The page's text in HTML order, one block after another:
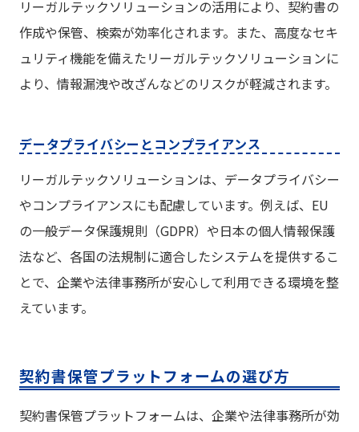
リーガルテックソリューションの活用により、契約書の
作成や保管、検索が効率化されます。また、高度なセキ
ュリティ機能を備えたリーガルテックソリューションに
より、情報漏洩や改ざんなどのリスクが軽減されます。
データプライバシーとコンプライアンス
リーガルテックソリューションは、データプライバシー
やコンプライアンスにも配慮しています。例えば、EU
の一般データ保護規則（GDPR）や日本の個人情報保護
法など、各国の法規制に適合したシステムを提供するこ
とで、企業や法律事務所が安心して利用できる環境を整
えています。
契約書保管プラットフォームの選び方
契約書保管プラットフォームは、企業や法律事務所が効